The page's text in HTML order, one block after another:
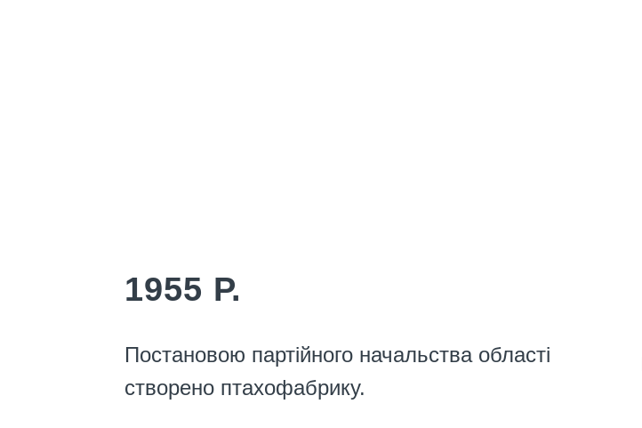
1955 Р.
Постановою партійного начальства області
створено птахофабрику.